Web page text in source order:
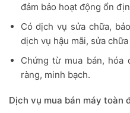
đảm bảo hoạt động ổn
Có dịch vụ sửa chữa,
dịch vụ hậu mãi, sửa
Chứng từ mua bán,
ràng, minh bạch.
Dịch vụ mua bán máy toàn